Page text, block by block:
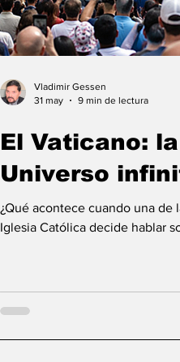
El Vaticano:
Universo
¿Qué acontece cuando una de
Iglesia Católica decide hablar
Vladimir Gessen
31 may
9 min de lectura